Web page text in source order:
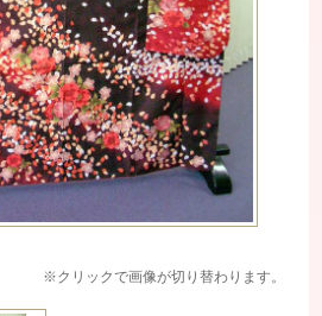
※クリックで画像が切り替わります。